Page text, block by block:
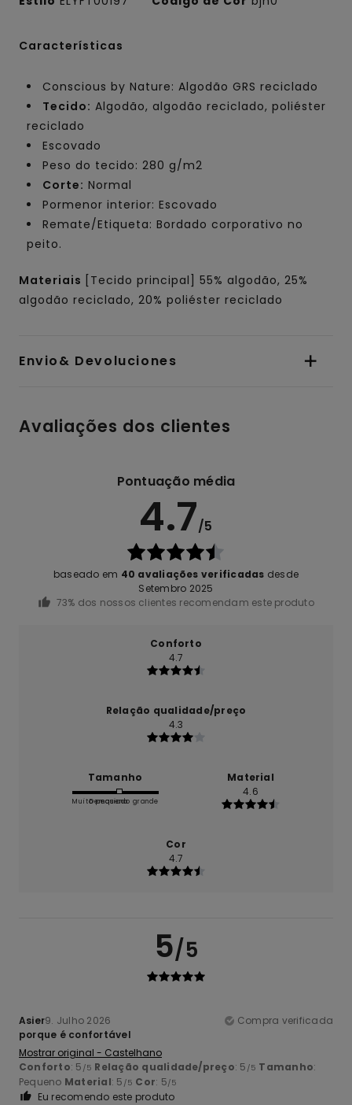
Características
Conscious by Nature: Algodão GRS reciclado
Tecido: Algodão, algodão reciclado, poliéster
reciclado
Escovado
Peso do tecido: 280 g/m2
Corte: Normal
Pormenor interior: Escovado
Remate/Etiqueta: Bordado corporativo no
peito.
Materiais [Tecido principal] 55% algodão, 25%
algodão reciclado, 20% poliéster reciclado
Envio& Devoluciones
Avaliações dos clientes
Pontuação média
4.7/5
baseado em 40 avaliações verificadas desde
Setembro 2025
73% dos nossos clientes recomendam este produto
Conforto
4.7
Relação qualidade/preço
4.3
Tamanho
Muito pequeno
Demasiado grande
Material
4.6
Cor
4.7
5/5
Asier9. Julho 2026
Compra verificada
porque é confortável
Mostrar original - Castelhano
Conforto: 5 /5 Relação qualidade/preço: 5 /5 Tamanho:
Pequeno Material: 5 /5 Cor: 5/5
Eu recomendo este produto